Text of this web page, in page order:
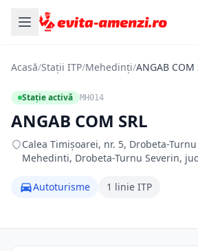
Acasă/Stații ITP/Mehedinți/ANGAB COM
Stație activă MH014
ANGAB COM SRL
Calea Timișoarei, nr. 5, Drobeta-
Mehedinti, Drobeta-Turnu Severin,
Autoturisme 1 linie ITP